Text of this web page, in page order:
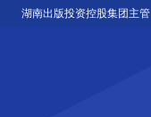
湖南出版投资控股集团主管